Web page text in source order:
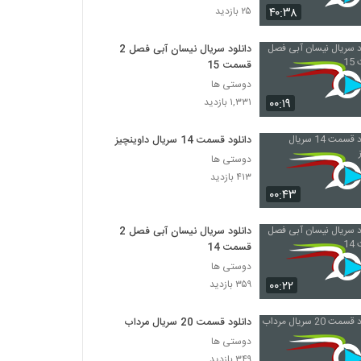
۴۰:۳۸
۲۵ بازدید
۰۰:۱۹
دانلود سریال نیسان آبی فصل 2
قسمت 15
دوستی ها
۱,۳۳۱ بازدید
۰۰:۴۳
دانلود قسمت 14 سریال داوینچیز
دوستی ها
۴۱۳ بازدید
۰۰:۲۲
دانلود سریال نیسان آبی فصل 2
قسمت 14
دوستی ها
۳۵۹ بازدید
دانلود قسمت 20 سریال مرداب
دوستی ها